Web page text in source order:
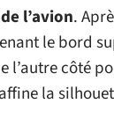
l’avion.
le bord
l’autre côté
la